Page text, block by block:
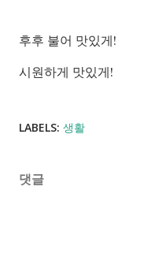
후후 불어 맛있게!
시원하게 맛있게!
LABELS: 생활
댓글